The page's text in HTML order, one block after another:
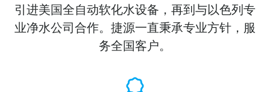
引进美国全自动软化水设备，再到与以色列专
业净水公司合作。捷源一直秉承专业方针，服
务全国客户。